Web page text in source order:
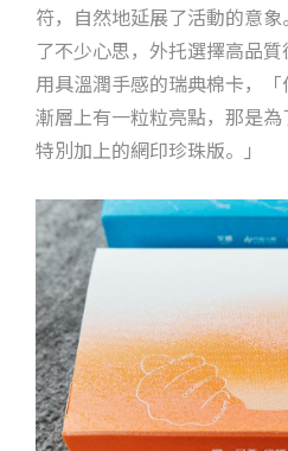
符，自然地延展了活動的意
了不少心思，外托選擇高品
用具溫潤手感的瑞典棉卡，
漸層上有一粒粒亮點，那是為
特別加上的網印珍珠版。」